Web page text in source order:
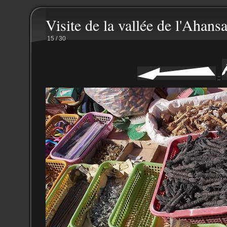
Visite de la vallée de
15 / 30
::